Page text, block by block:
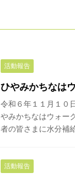
活動報告
ひやみかちなは
令和６年１１月１０
やみかちなはウォー
者の皆さまに水分補
活動報告